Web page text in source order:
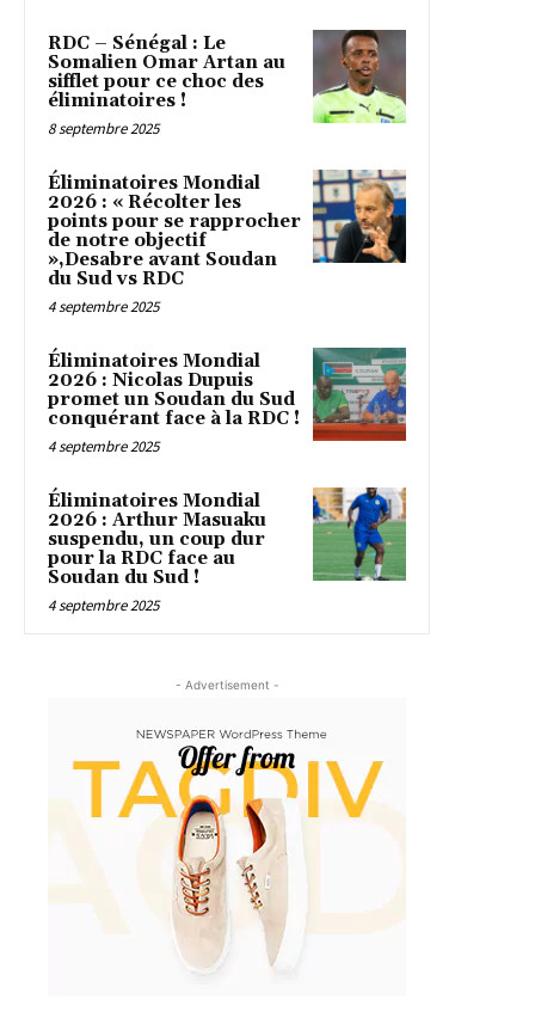
RDC – Sénégal : Le
Somalien Omar Artan au
sifflet pour ce choc des
éliminatoires !
8 septembre 2025
Éliminatoires Mondial
2026 : « Récolter les
points pour se rapprocher
de notre objectif
»,Desabre avant Soudan
du Sud vs RDC
4 septembre 2025
Éliminatoires Mondial
2026 : Nicolas Dupuis
promet un Soudan du Sud
conquérant face à la RDC !
4 septembre 2025
Éliminatoires Mondial
2026 : Arthur Masuaku
suspendu, un coup dur
pour la RDC face au
Soudan du Sud !
4 septembre 2025
- Advertisement -